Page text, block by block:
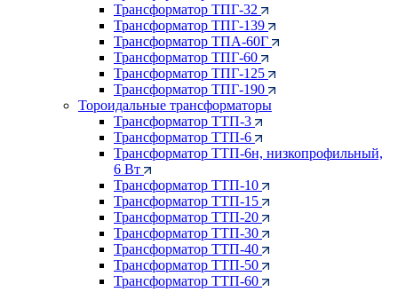
Трансформатор ТПГ-32
Трансформатор ТПГ-139
Трансформатор ТПА-60Г
Трансформатор ТПГ-60
Трансформатор ТПГ-125
Трансформатор ТПГ-190
Тороидальные трансформаторы
Трансформатор ТТП-3
Трансформатор ТТП-6
Трансформатор ТТП-6н, низкопрофильный,
6 Вт
Трансформатор ТТП-10
Трансформатор ТТП-15
Трансформатор ТТП-20
Трансформатор ТТП-30
Трансформатор ТТП-40
Трансформатор ТТП-50
Трансформатор ТТП-60